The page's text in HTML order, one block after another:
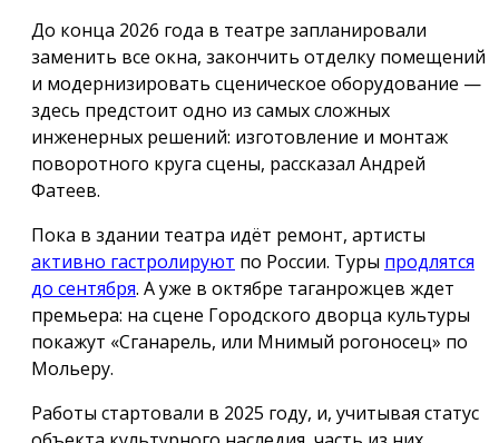
До конца 2026 года в театре запланировали
заменить все окна, закончить отделку помещений
и модернизировать сценическое оборудование —
здесь предстоит одно из самых сложных
инженерных решений: изготовление и монтаж
поворотного круга сцены, рассказал Андрей
Фатеев.
Пока в здании театра идёт ремонт, артисты
активно гастролируют по России. Туры продлятся
до сентября. А уже в октябре таганрожцев ждет
премьера: на сцене Городского дворца культуры
покажут «Сганарель, или Мнимый рогоносец» по
Мольеру.
Работы стартовали в 2025 году, и, учитывая статус